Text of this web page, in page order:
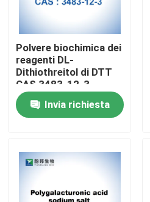
Polvere biochimica dei
reagenti DL-
Dithiothreitol di DTT
CAS 3483-12-3
Invia richiesta